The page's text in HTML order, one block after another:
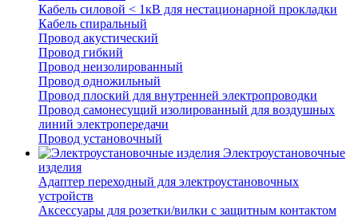
Кабель силовой < 1кВ для нестационарной прокладки
Кабель спиральный
Провод акустический
Провод гибкий
Провод неизолированный
Провод одножильный
Провод плоский для внутренней электропроводки
Провод самонесущий изолированный для воздушных
линий электропередачи
Провод установочный
Электроустановочные
изделия
Адаптер переходный для электроустановочных
устройств
Аксессуары для розетки/вилки с защитным контактом